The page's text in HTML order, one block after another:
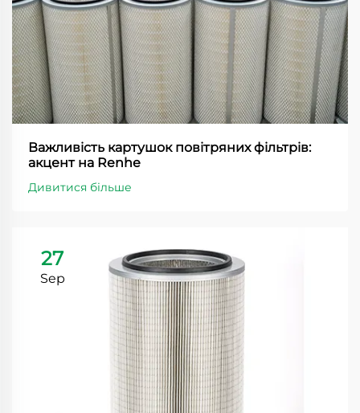
Важливість картушок повітряних фільтрів:
акцент на Renhe
Дивитися більше
27
Sep